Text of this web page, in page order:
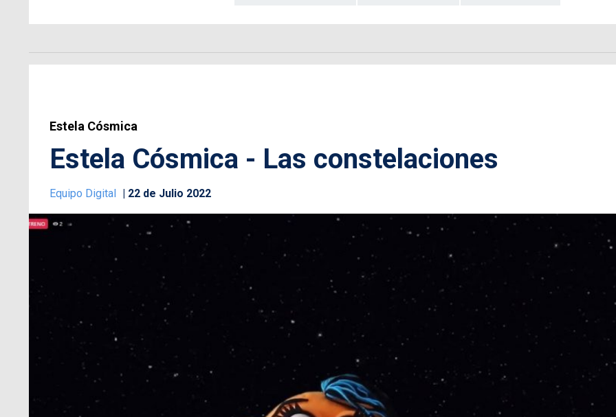
Estela Cósmica
Estela Cósmica - Las constelaciones
Equipo Digital 22 de Julio 2022